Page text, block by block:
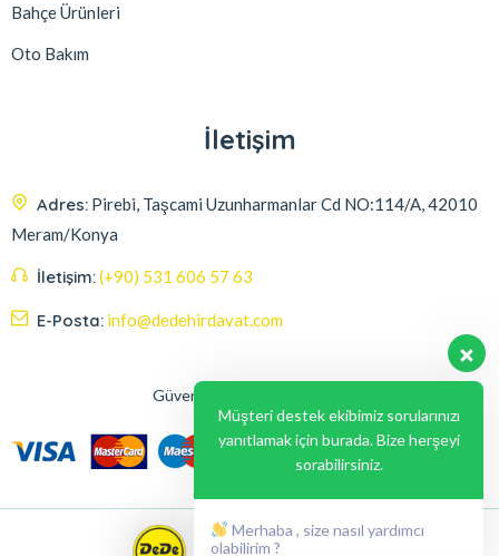
Bahçe Ürünleri
Oto Bakım
İletişim
Adres: Pirebi, Taşcami Uzunharmanlar Cd NO:114/A, 42010
Meram/Konya
İletişim:(+90) 531 606 57 63
E-Posta: info@dedehirdavat.com
Güvenli Ödeme Seçenekleri
Müşteri destek ekibimiz sorularınızı
yanıtlamak için burada. Bize herşeyi
sorabilirsiniz.
Merhaba , size nasıl yardımcı
olabilirim ?